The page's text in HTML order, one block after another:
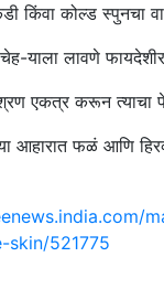
किंवा कोल्ड स्पुनचा
याला लावणे
एकत्र करून त्याचा
आहारात फळं आणि
521775